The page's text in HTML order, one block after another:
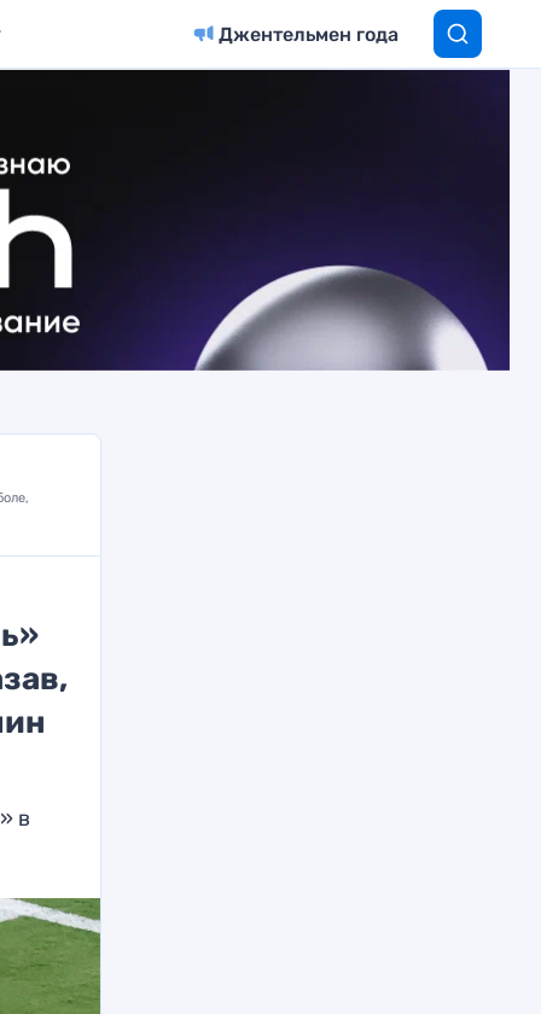
Джентельмен года
в